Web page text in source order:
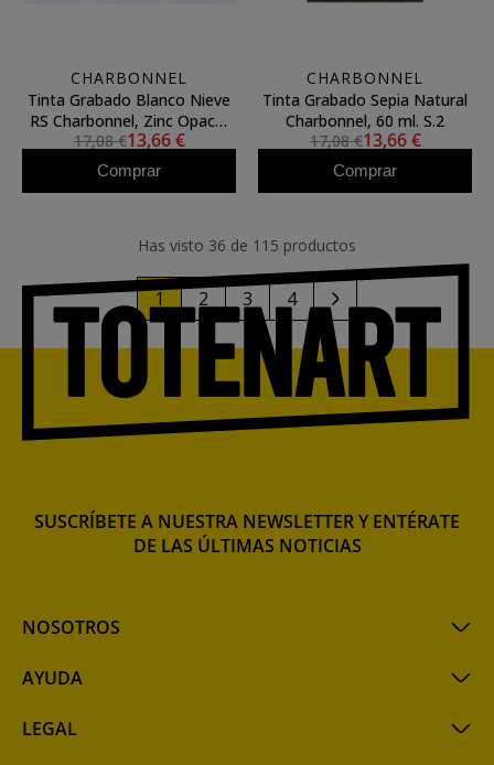
CHARBONNEL
Tinta Grabado Blanco Nieve
RS Charbonnel, Zinc Opaco,
60 ml. S.2
17,08 €13,66 €
Comprar
CHARBONNEL
Tinta Grabado Sepia Natural
Charbonnel, 60 ml. S.2
17,08 €13,66 €
Comprar
Has visto 36 de 115 productos
1 2 3 4
NOSOTROS
AYUDA
LEGAL
SUSCRÍBETE A NUESTRA NEWSLETTER Y ENTÉRATE
DE LAS ÚLTIMAS NOTICIAS